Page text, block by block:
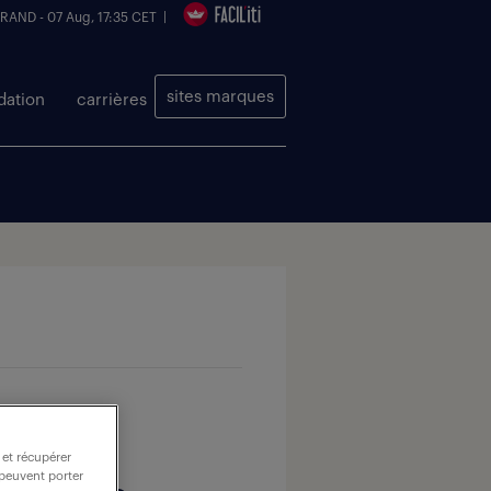
- 07 Aug, 17:35 CET |
sites marques
carrières
et récupérer
porter